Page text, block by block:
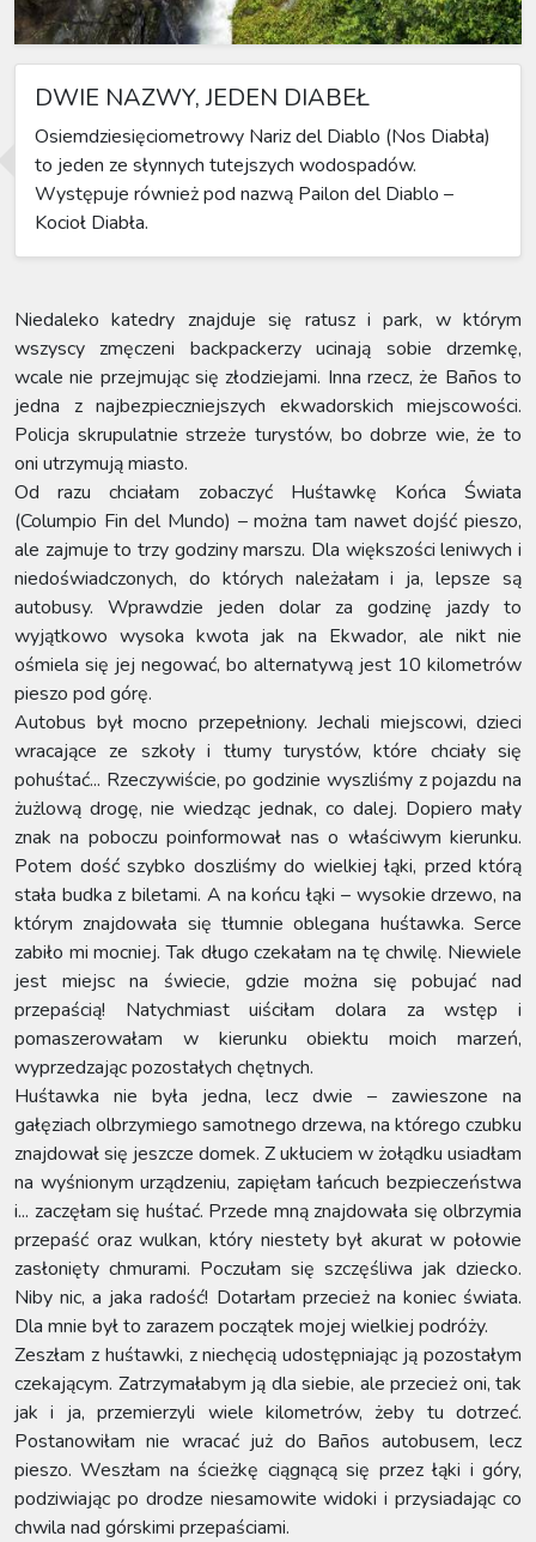
DWIE NAZWY, JEDEN DIABEŁ
Osiemdziesięciometrowy Nariz del Diablo (Nos Diabła)
to jeden ze słynnych tutejszych wodospadów.
Występuje również pod nazwą Pailon del Diablo –
Kocioł Diabła.
Niedaleko katedry znajduje się ratusz i park, w którym
wszyscy zmęczeni backpackerzy ucinają sobie drzemkę,
wcale nie przejmując się złodziejami. Inna rzecz, że Baños to
jedna z najbezpieczniejszych ekwadorskich miejscowości.
Policja skrupulatnie strzeże turystów, bo dobrze wie, że to
oni utrzymują miasto.
Od razu chciałam zobaczyć Huśtawkę Końca Świata
(Columpio Fin del Mundo) – można tam nawet dojść pieszo,
ale zajmuje to trzy godziny marszu. Dla większości leniwych i
niedoświadczonych, do których należałam i ja, lepsze są
autobusy. Wprawdzie jeden dolar za godzinę jazdy to
wyjątkowo wysoka kwota jak na Ekwador, ale nikt nie
ośmiela się jej negować, bo alternatywą jest 10 kilometrów
pieszo pod górę.
Autobus był mocno przepełniony. Jechali miejscowi, dzieci
wracające ze szkoły i tłumy turystów, które chciały się
pohuśtać... Rzeczywiście, po godzinie wyszliśmy z pojazdu na
żużlową drogę, nie wiedząc jednak, co dalej. Dopiero mały
znak na poboczu poinformował nas o właściwym kierunku.
Potem dość szybko doszliśmy do wielkiej łąki, przed którą
stała budka z biletami. A na końcu łąki – wysokie drzewo, na
którym znajdowała się tłumnie oblegana huśtawka. Serce
zabiło mi mocniej. Tak długo czekałam na tę chwilę. Niewiele
jest miejsc na świecie, gdzie można się pobujać nad
przepaścią! Natychmiast uiściłam dolara za wstęp i
pomaszerowałam w kierunku obiektu moich marzeń,
wyprzedzając pozostałych chętnych.
Huśtawka nie była jedna, lecz dwie – zawieszone na
gałęziach olbrzymiego samotnego drzewa, na którego czubku
znajdował się jeszcze domek. Z ukłuciem w żołądku usiadłam
na wyśnionym urządzeniu, zapięłam łańcuch bezpieczeństwa
i... zaczęłam się huśtać. Przede mną znajdowała się olbrzymia
przepaść oraz wulkan, który niestety był akurat w połowie
zasłonięty chmurami. Poczułam się szczęśliwa jak dziecko.
Niby nic, a jaka radość! Dotarłam przecież na koniec świata.
Dla mnie był to zarazem początek mojej wielkiej podróży.
Zeszłam z huśtawki, z niechęcią udostępniając ją pozostałym
czekającym. Zatrzymałabym ją dla siebie, ale przecież oni, tak
jak i ja, przemierzyli wiele kilometrów, żeby tu dotrzeć.
Postanowiłam nie wracać już do Baños autobusem, lecz
pieszo. Weszłam na ścieżkę ciągnącą się przez łąki i góry,
podziwiając po drodze niesamowite widoki i przysiadając co
chwila nad górskimi przepaściami.